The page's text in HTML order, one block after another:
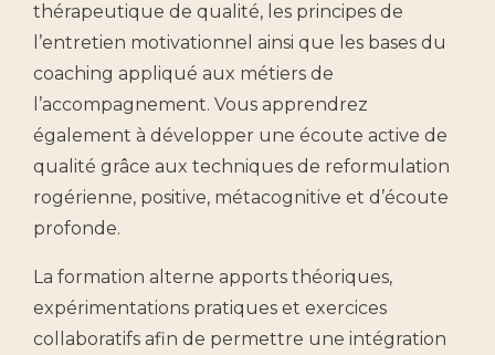
thérapeutique de qualité, les principes de
l’entretien motivationnel ainsi que les bases du
coaching appliqué aux métiers de
l’accompagnement. Vous apprendrez
également à développer une écoute active de
qualité grâce aux techniques de reformulation
rogérienne, positive, métacognitive et d’écoute
profonde.
La formation alterne apports théoriques,
expérimentations pratiques et exercices
collaboratifs afin de permettre une intégration